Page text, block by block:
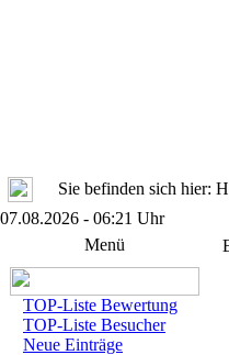
Sie befinden sich hier:
07.08.2026 - 06:21 Uhr
Menü
TOP-Liste Bewertung
TOP-Liste Besucher
Neue Einträge